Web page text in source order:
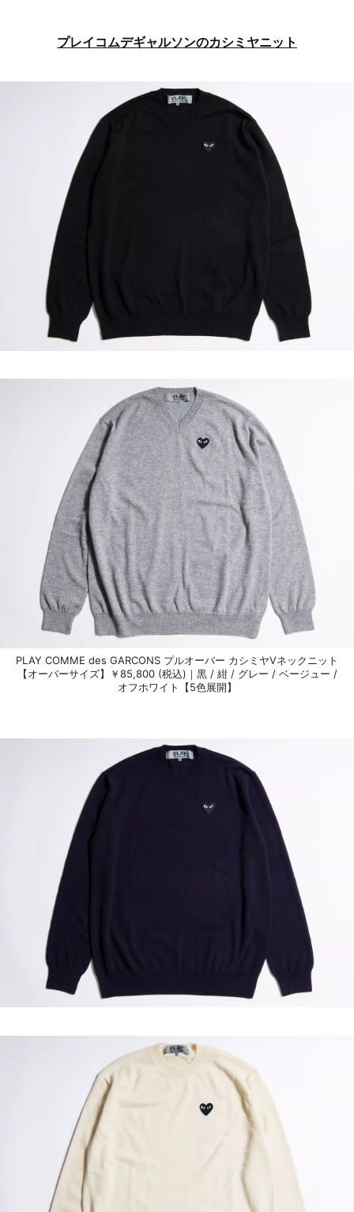
プレイコムデギャルソンのカシミヤニット
PLAY COMME des GARCONS プルオーバー カシミヤVネックニット
【オーバーサイズ】￥85,800 (税込)｜黒 / 紺 / グレー / ベージュー /
オフホワイト【5色展開】